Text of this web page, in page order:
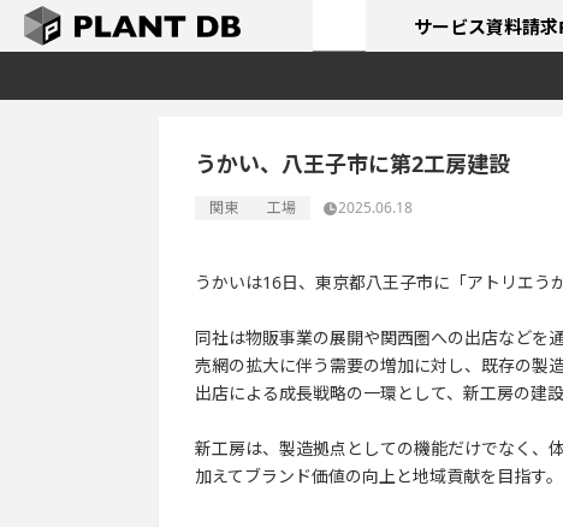
サービス資料請求
うかい、八王子市に第2工房建設
関東 工場 2025.06.18
うかいは16日、東京都八王子市に「アトリエう
同社は物販事業の展開や関西圏への出店などを
売網の拡大に伴う需要の増加に対し、既存の製
出店による成長戦略の一環として、新工房の建設
新工房は、製造拠点としての機能だけでなく、
加えてブランド価値の向上と地域貢献を目指す。